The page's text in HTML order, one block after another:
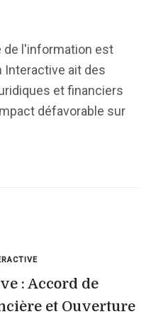
de l'information est
Interactive ait des
et financiers
défavorable sur
: Accord de
et Ouverture